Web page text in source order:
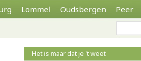
Lommel Oudsbergen Peer
Het is maar dat je 't weet